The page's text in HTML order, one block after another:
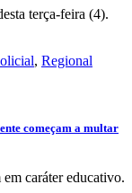
terça-feira (4).
, Regional
começam a multar
caráter educativo.